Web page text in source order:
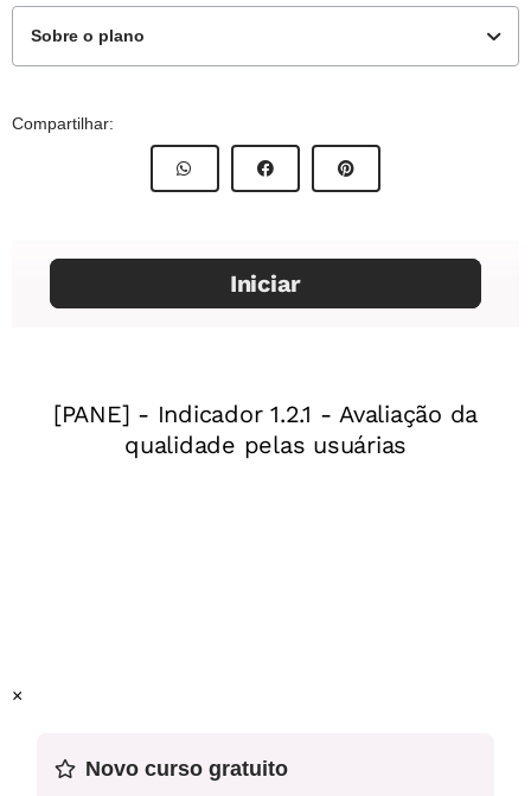
Problematização 3 - Texto Trabalhismo x Populismo
Sobre o plano
Este plano de aula foi produzido pelo Time de Autores
de Nova Escola
Mentor: Chayene Santana
9º ano do Ensino Fundamental.
o papel do trabalhismo como força política, social e
Compartilhar:
×
Novo curso gratuito